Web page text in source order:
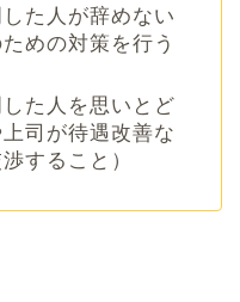
た人が辞めない
めの対策を行う
た人を思いとど
司が待遇改善な
すること）